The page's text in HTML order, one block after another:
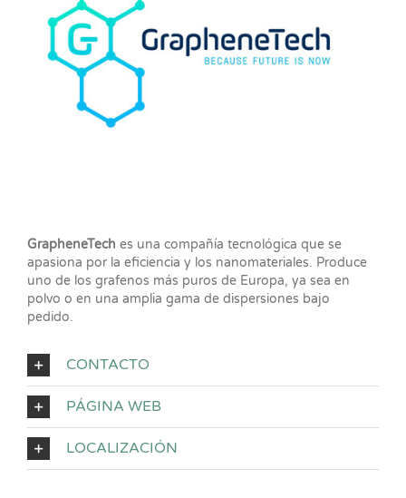
GrapheneTech es una compañía tecnológica que se
apasiona por la eficiencia y los nanomateriales. Produce
uno de los grafenos más puros de Europa, ya sea en
polvo o en una amplia gama de dispersiones bajo
pedido.
CONTACTO
PÁGINA WEB
LOCALIZACIÓN